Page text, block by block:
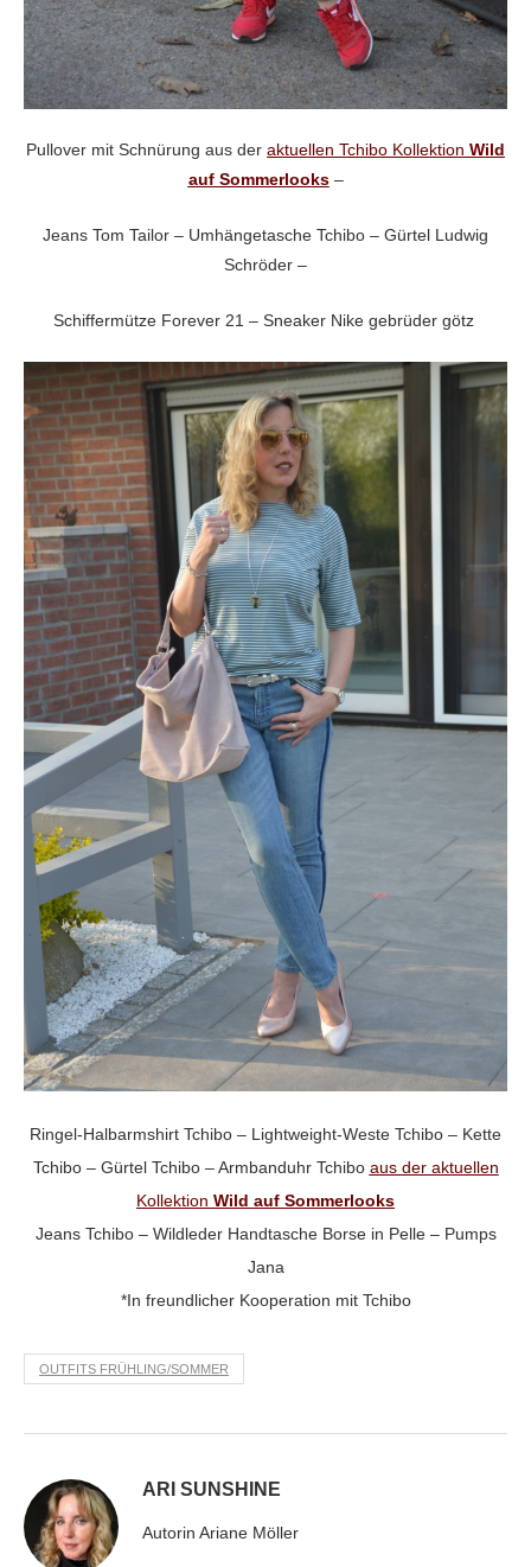
Pullover mit Schnürung aus der aktuellen Tchibo Kollektion Wild
auf Sommerlooks–
Jeans Tom Tailor – Umhängetasche Tchibo – Gürtel Ludwig
Schröder –
Schiffermütze Forever 21 – Sneaker Nike gebrüder götz
Ringel-Halbarmshirt Tchibo – Lightweight-Weste Tchibo – Kette
Tchibo – Gürtel Tchibo – Armbanduhr Tchibo aus der aktuellen
Kollektion Wild auf Sommerlooks
Jeans Tchibo – Wildleder Handtasche Borse in Pelle – Pumps
Jana
*In freundlicher Kooperation mit Tchibo
OUTFITS FRÜHLING/SOMMER
ARI SUNSHINE
Autorin Ariane Möller